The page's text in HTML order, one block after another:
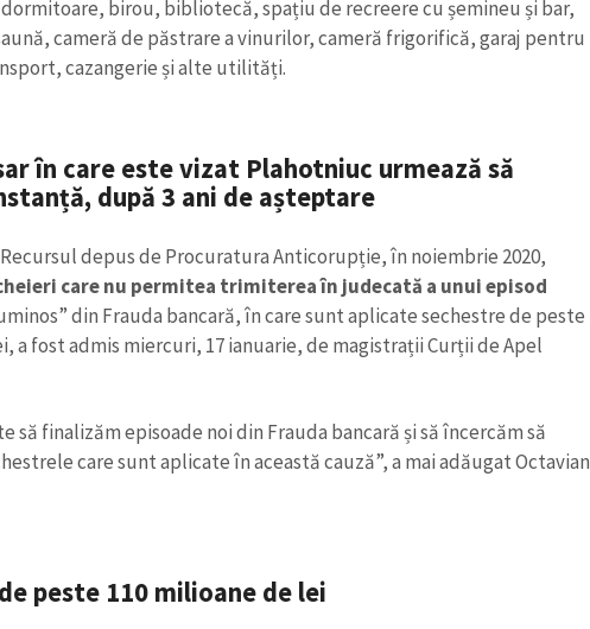
birou, bibliotecă, spațiu de recreere cu șemineu și bar,
cameră de păstrare a vinurilor, cameră frigorifică, garaj pentru
cazangerie și alte utilități.
în care este vizat Plahotniuc urmează să
după 3 ani de așteptare
Recursul depus de Procuratura Anticorupție, în noiembrie 2020,
care nu permitea trimiterea în judecată a unui episod
din Frauda bancară, în care sunt aplicate sechestre de peste
a fost admis miercuri, 17 ianuarie, de magistrații Curții de Apel
să finalizăm episoade noi din Frauda bancară și să încercăm să
care sunt aplicate în această cauză”, a mai adăugat Octavian
peste 110 milioane de lei
Mesajul știrei + Mesajul știrei